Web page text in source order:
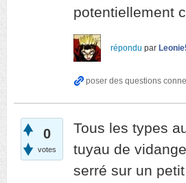
potentiellement
répondu par
0
votes
Tous les types
tuyau de
serré sur un